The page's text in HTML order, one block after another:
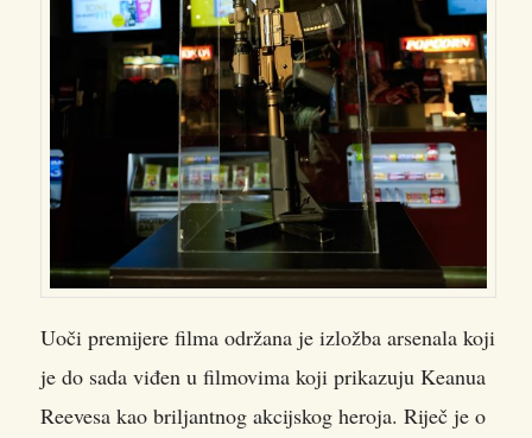
Uoči premijere filma održana je izložba arsenala koji
je do sada viđen u filmovima koji prikazuju Keanua
Reevesa kao briljantnog akcijskog heroja. Riječ je o